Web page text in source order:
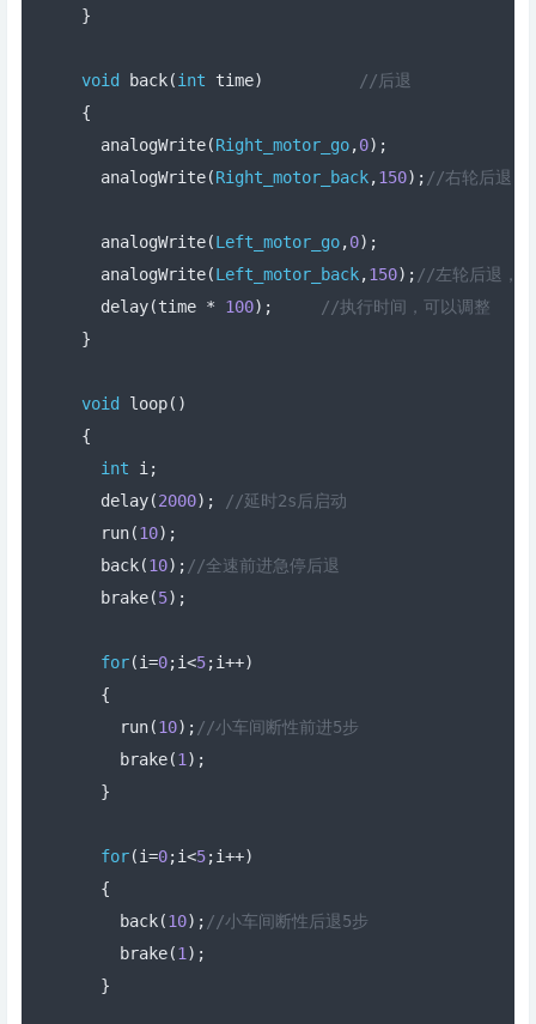
}
void back(int time)
//后退
{
  analogWrite
(Right_motor_go,0);
  analogWrite
(Right_motor_back,150); //右轮后退，
  analogWrite
(Left_motor_go,0);
  analogWrite
(Left_motor_back,150); //左轮后退，
  delay
(time * 100);
//执行时间，可以调整
}
void loop()
{
int i ;
  delay
(2000);
//延时2s后启动
  run
(10);
  back
(10); //全速前进急停后退
  brake
(5);
for(i=0;i<5;i++)
{
    run
(10); //小车间断性前进5步
    brake
(1 );
}
for(i=0;i<5;i++)
{
    back
(10); //小车间断性后退5步
    brake
(1 );
}